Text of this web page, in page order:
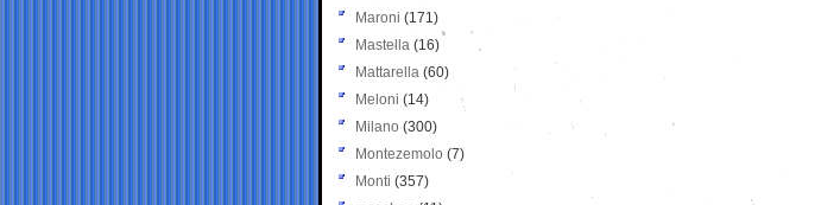
Maroni (171)
Mastella (16)
Mattarella (60)
Meloni (14)
Milano (300)
Montezemolo (7)
Monti (357)